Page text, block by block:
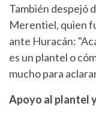
También despejó
Merentiel, quien
ante Huracán:
es un plantel o
mucho para
Apoyo al plantel